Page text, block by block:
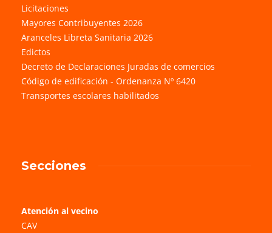
Licitaciones
Mayores Contribuyentes 2026
Aranceles Libreta Sanitaria 2026
Edictos
Decreto de Declaraciones Juradas de comercios
Código de edificación - Ordenanza Nº 6420
Transportes escolares habilitados
Secciones
Atención al vecino
CAV